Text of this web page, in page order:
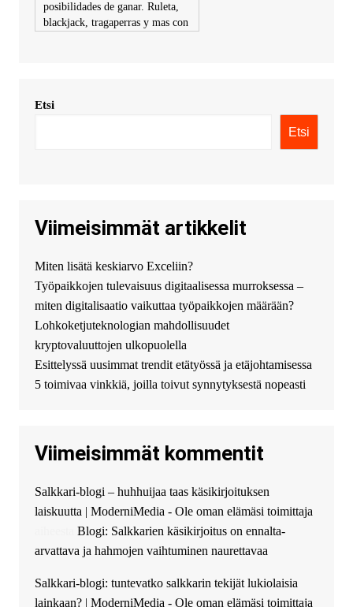
posibilidades de ganar. Ruleta,
blackjack, tragaperras y mas con
KimonicRisse :
купить хавал джулиан -
http://jolion-ufa1.ru/
Появился вопрос про срочно
взять деньги? Предлагаем
безопасный источник
финансовой помощи. Вы
можете получить
финансирование в долг без
избыточных вопросов и
документов? Тогда обратитесь
guest_4889 :Cmon Suomi 👏
The Admin: High five! You’ve
successfully installed Simple
Ajax Chat.
Etsi
Etsi
Viimeisimmät artikkelit
Miten lisätä keskiarvo Exceliin?
Työpaikkojen tulevaisuus digitaalisessa murroksessa –
miten digitalisaatio vaikuttaa työpaikkojen määrään?
Lohkoketjuteknologian mahdollisuudet
kryptovaluuttojen ulkopuolella
Esittelyssä uusimmat trendit etätyössä ja etäjohtamisessa
5 toimivaa vinkkiä, joilla toivut synnytyksestä nopeasti
Viimeisimmät kommentit
Salkkari-blogi – huhhuijaa taas käsikirjoituksen
laiskuutta | ModerniMedia - Ole oman elämäsi toimittaja
Blogi: Salkkarien käsikirjoitus on ennalta-
arvattava ja hahmojen vaihtuminen naurettavaa
Salkkari-blogi: tuntevatko salkkarin tekijät lukiolaisia
lainkaan? | ModerniMedia - Ole oman elämäsi toimittaja